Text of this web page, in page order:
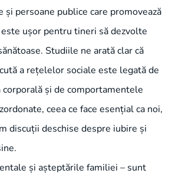
și persoane publice care promovează
ușor pentru tineri să dezvolte
Studiile ne arată clar că
a rețelelor sociale este legată de
și de comportamentele
ceea ce face esențial ca noi,
discuții deschise despre iubire și
și așteptările familiei – sunt